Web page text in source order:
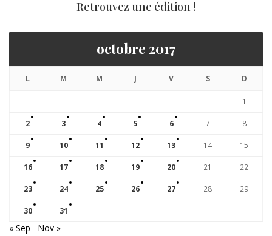
Retrouvez une édition !
octobre 2017
L M M J V S D
1
2 3 4 5 6 7 8
9 10 11 12 13 14 15
16 17 18 19 20 21 22
23 24 25 26 27 28 29
30 31
« Sep Nov »